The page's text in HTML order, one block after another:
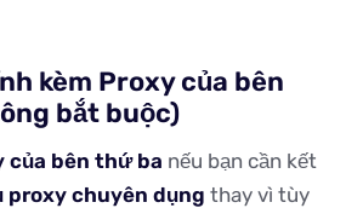
kèm Proxy của bên
bắt buộc)
của bên thứ ba nếu bạn cần kết
proxy chuyên dụng thay vì tùy